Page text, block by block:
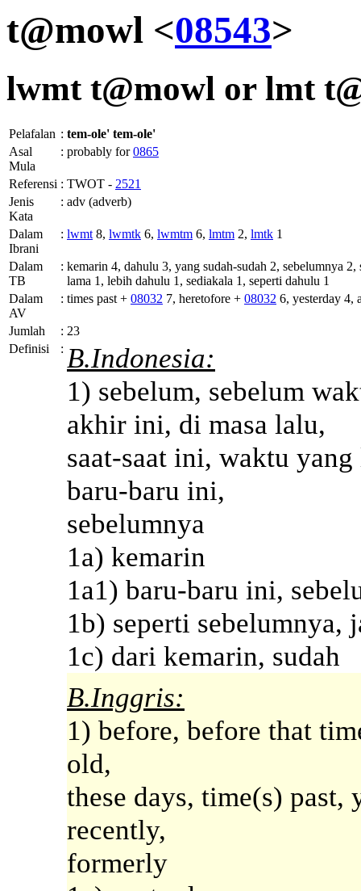
t@mowl <08543>
lwmtt@mowl or lmt
Pelafalan : tem-ole' tem-ole'
Asal
Mula
: probably for0865
Referensi : TWOT - 2521
Jenis
Kata
: adv (adverb)
Dalam
Ibrani
: lwmt 8, lwmtk 6, lwmtm 6, lmtm 2, lmtk 1
Dalam
TB
: kemarin 4, dahulu 3, yang sudah-sudah 2, sebelumnya
lama 1, lebih dahulu 1, sediakala 1, seperti dahulu 1
Dalam
AV
: times past + 08032 7, heretofore + 08032 6, yesterday 4,
Jumlah : 23
Definisi
: B.Indonesia:
1) sebelum, sebelum
akhir ini, di masa lalu,
saat-saat ini, waktu
baru-baru ini,
sebelumnya
1a) kemarin
1a1) baru-baru ini,
1b) seperti sebelumnya,
1c) dari kemarin, sudah
B.Inggris:
1) before, before that
old,
these days, time(s) past,
recently,
formerly